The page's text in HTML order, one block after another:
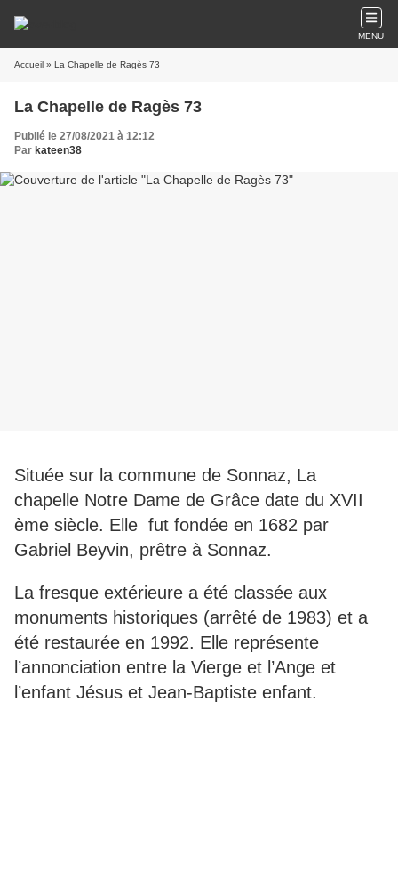
MENU
Accueil » La Chapelle de Ragès 73
La Chapelle de Ragès 73
Publié le 27/08/2021 à 12:12
Par kateen38
Située sur la commune de Sonnaz, La
chapelle Notre Dame de Grâce date du XVII
ème siècle. Elle fut fondée en 1682 par
Gabriel Beyvin, prêtre à Sonnaz.
La fresque extérieure a été classée aux
monuments historiques (arrêté de 1983) et a
été restaurée en 1992. Elle représente
l’annonciation entre la Vierge et l’Ange et
l’enfant Jésus et Jean-Baptiste enfant.